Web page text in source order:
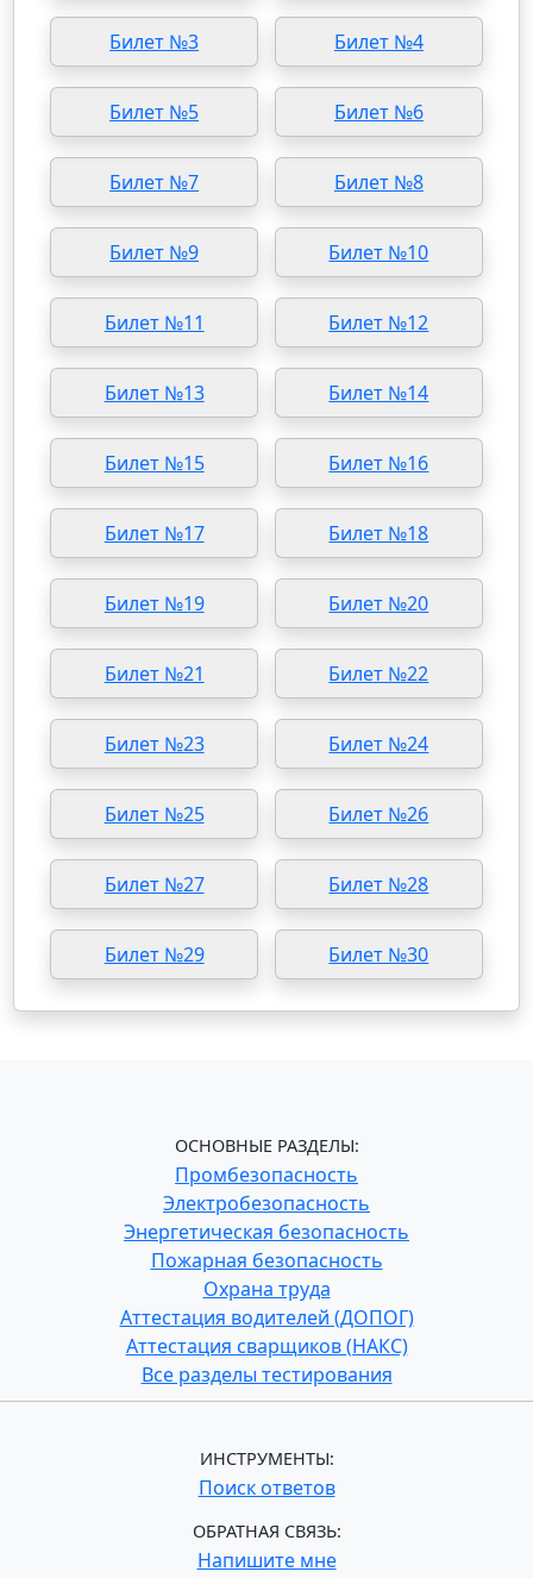
Билет №3 Билет №4
Билет №5 Билет №6
Билет №7 Билет №8
Билет №9 Билет №10
Билет №11 Билет №12
Билет №13 Билет №14
Билет №15 Билет №16
Билет №17 Билет №18
Билет №19 Билет №20
Билет №21 Билет №22
Билет №23 Билет №24
Билет №25 Билет №26
Билет №27 Билет №28
Билет №29 Билет №30
ОСНОВНЫЕ РАЗДЕЛЫ:
Промбезопасность
Электробезопасность
Энергетическая безопасность
Пожарная безопасность
Охрана труда
Аттестация водителей (ДОПОГ)
Аттестация сварщиков (НАКС)
Все разделы тестирования
ИНСТРУМЕНТЫ:
Поиск ответов
ОБРАТНАЯ СВЯЗЬ:
Напишите мне